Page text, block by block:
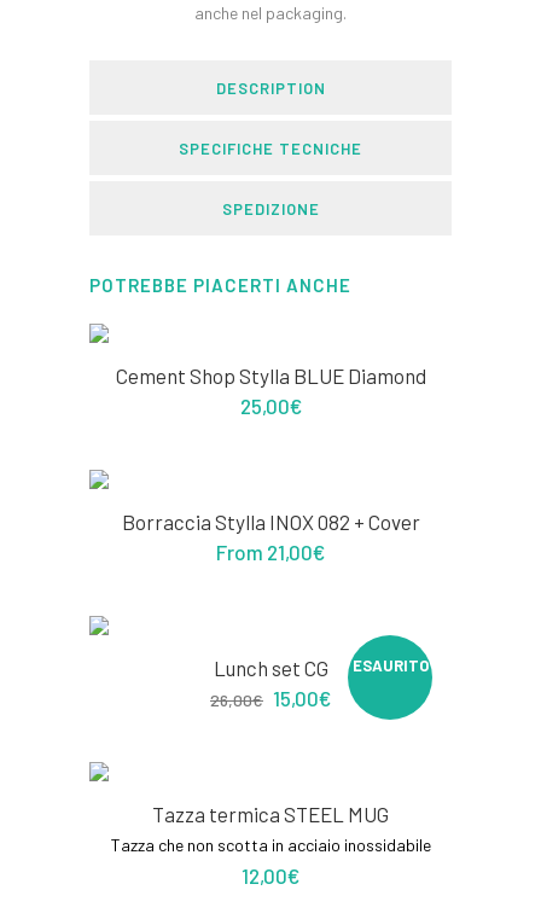
anche nel packaging.
DESCRIPTION
SPECIFICHE TECNICHE
SPEDIZIONE
POTREBBE PIACERTI ANCHE
Cement Shop Stylla BLUE Diamond
25,00€
PROMO
Borraccia Stylla INOX 082 + Cover
From 21,00€
PROMO
ESAURITO
Lunch set CG
26,00€ 15,00€
Tazza termica STEEL MUG
Tazza che non scotta in acciaio inossidabile
12,00€